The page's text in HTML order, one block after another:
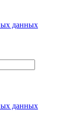
данных
данных